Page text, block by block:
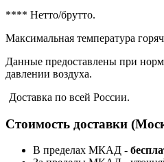
**** Нетто/брутто.
Максимальная температура
Данные предоставлены при
давлении воздуха.
Доставка по всей России.
Стоимость доставки
В пределах МКАД -